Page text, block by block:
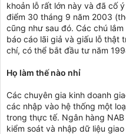
khoản lỗ rất lớn này và đã cố
điểm 30 tháng 9 năm 2003
cũng như sau đó. Các chú
báo cáo lãi giả và giấu lỗ thật
chí, có thể bắt đầu tư năm
Họ làm thế nào nhỉ
Các chuyên gia kinh doanh
các nhập vào hệ thống một
trong thực tế. Ngân hàng
kiểm soát và nhập dữ liệu